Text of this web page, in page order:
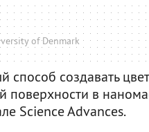
of Denmark
способ создавать
в
Science Advances.